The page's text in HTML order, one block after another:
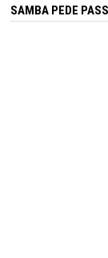
SAMBA PEDE